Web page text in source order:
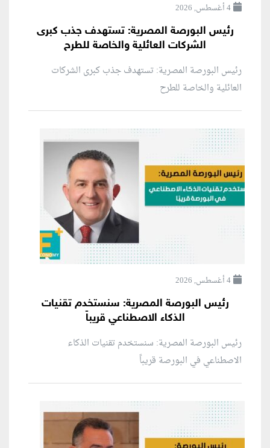
4 أغسطس, 2026
رئيس البورصة المصرية: تستهدف جذب كبرى
الشركات العائلية والخاصة للطرح
رئيس البورصة المصرية: تستهدف جذب كبرى الشركات
العائلية والخاصة للطرح
4 أغسطس, 2026
رئيس البورصة المصرية: سنستخدم تقنيات
الذكاء الاصطناعي قريباً
رئيس البورصة المصرية: سنستخدم تقنيات الذكاء
الاصطناعي في البورصة قريباً